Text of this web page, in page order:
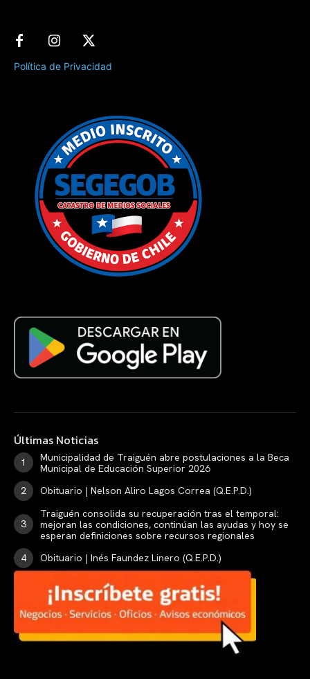
Política de Privacidad
Últimas Noticias
Municipalidad de Traiguén abre postulaciones a la Beca
Municipal de Educación Superior 2026
Obituario | Nelson Aliro Lagos Correa (Q.E.P.D.)
Traiguén consolida su recuperación tras el temporal:
mejoran las condiciones, continúan las ayudas y hoy se
esperan definiciones sobre recursos regionales
Obituario | Inés Faundez Linero (Q.E.P.D.)